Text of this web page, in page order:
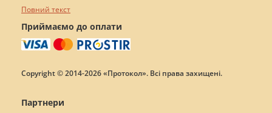
Повний текст
Приймаємо до оплати
Copyright © 2014-2026 «Протокол». Всі права захищені.
Партнери